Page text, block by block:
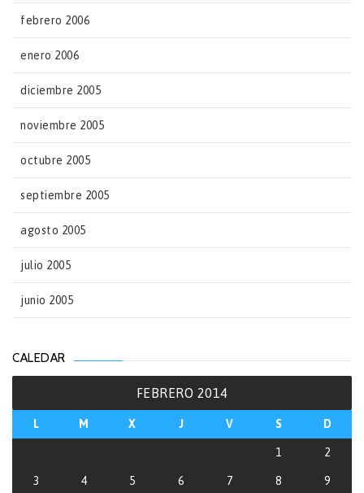
febrero 2006
enero 2006
diciembre 2005
noviembre 2005
octubre 2005
septiembre 2005
agosto 2005
julio 2005
junio 2005
CALEDAR
FEBRERO 2014
L M X J V S D
1 2
3 4 5 6 7 8 9